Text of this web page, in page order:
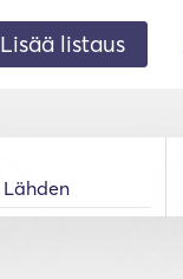
Lisää listaus